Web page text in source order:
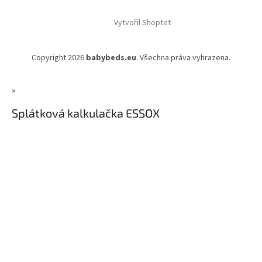
Vytvořil Shoptet
Copyright 2026 babybeds.eu. Všechna práva vyhrazena.
×
Splátková kalkulačka ESSOX